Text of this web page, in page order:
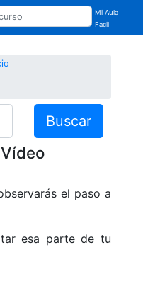
Mi Aula
Facil
Buscar
el paso a
esa parte de tu